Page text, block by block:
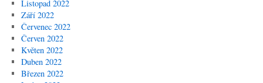
Listopad 2022
Září 2022
Červenec 2022
Červen 2022
Květen 2022
Duben 2022
Březen 2022